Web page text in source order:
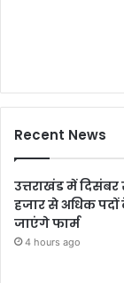
Recent News
उत्तराखंड में
हजार से अधिक
जाएंगे फार्म
4 hours ago